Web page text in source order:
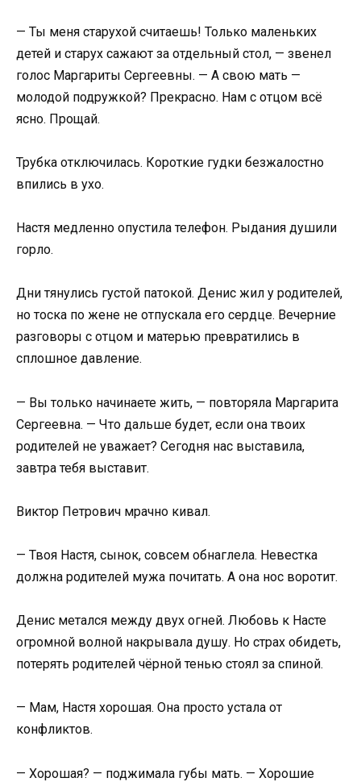
— Ты меня старухой считаешь! Только маленьких
детей и старух сажают за отдельный стол, — звенел
голос Маргариты Сергеевны. — А свою мать —
молодой подружкой? Прекрасно. Нам с отцом всё
ясно. Прощай.
Трубка отключилась. Короткие гудки безжалостно
впились в ухо.
Настя медленно опустила телефон. Рыдания душили
горло.
Дни тянулись густой патокой. Денис жил у родителей,
но тоска по жене не отпускала его сердце. Вечерние
разговоры с отцом и матерью превратились в
сплошное давление.
— Вы только начинаете жить, — повторяла Маргарита
Сергеевна. — Что дальше будет, если она твоих
родителей не уважает? Сегодня нас выставила,
завтра тебя выставит.
Виктор Петрович мрачно кивал.
— Твоя Настя, сынок, совсем обнаглела. Невестка
должна родителей мужа почитать. А она нос воротит.
Денис метался между двух огней. Любовь к Насте
огромной волной накрывала душу. Но страх обидеть,
потерять родителей чёрной тенью стоял за спиной.
— Мам, Настя хорошая. Она просто устала от
конфликтов.
— Хорошая? — поджимала губы мать. — Хорошие